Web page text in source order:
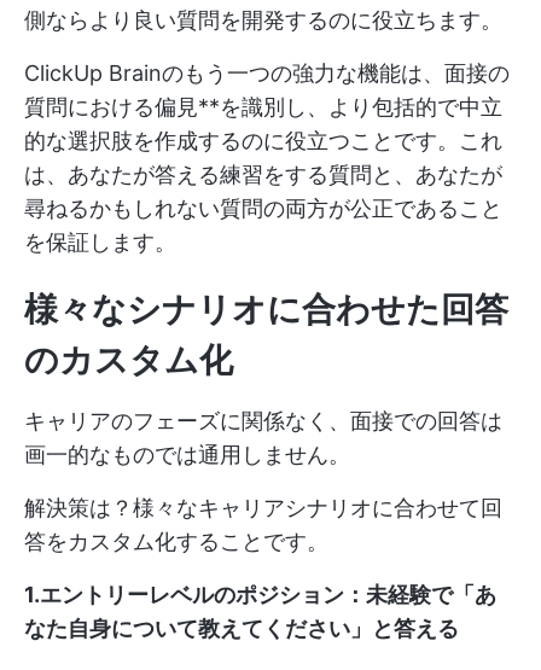
側ならより良い質問を開発するのに役立ちます。
ClickUp Brainのもう一つの強力な機能は、面接の
質問における偏見**を識別し、より包括的で中立
的な選択肢を作成するのに役立つことです。これ
は、あなたが答える練習をする質問と、あなたが
尋ねるかもしれない質問の両方が公正であること
を保証します。
様々なシナリオに合わせた回答
のカスタム化
キャリアのフェーズに関係なく、面接での回答は
画一的なものでは通用しません。
解決策は？様々なキャリアシナリオに合わせて回
答をカスタム化することです。
1.エントリーレベルのポジション：未経験で「あ
なた自身について教えてください」と答える